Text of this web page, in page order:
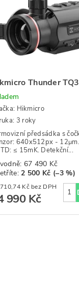
Thunder
Hikmicro
3 roky
předsádka s
640x512px -
≤ 15mK. Detekční...
67 490 Kč
: 2 500 Kč (–3 %)
53 710,74 Kč bez DPH
990 Kč